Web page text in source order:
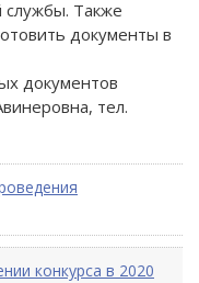
службы. Также
документы в
документов
тел.
конкурса в 2020